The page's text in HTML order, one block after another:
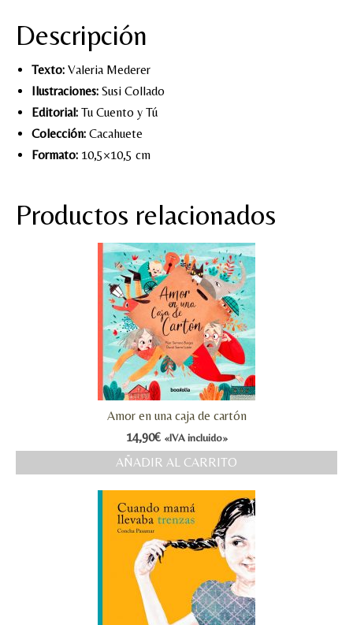
Descripción
Texto: Valeria Mederer
Ilustraciones: Susi Collado
Editorial: Tu Cuento y Tú
Colección: Cacahuete
Formato: 10,5×10,5 cm
Productos relacionados
Amor en una caja de cartón
14,90€ «IVA incluido»
AÑADIR AL CARRITO